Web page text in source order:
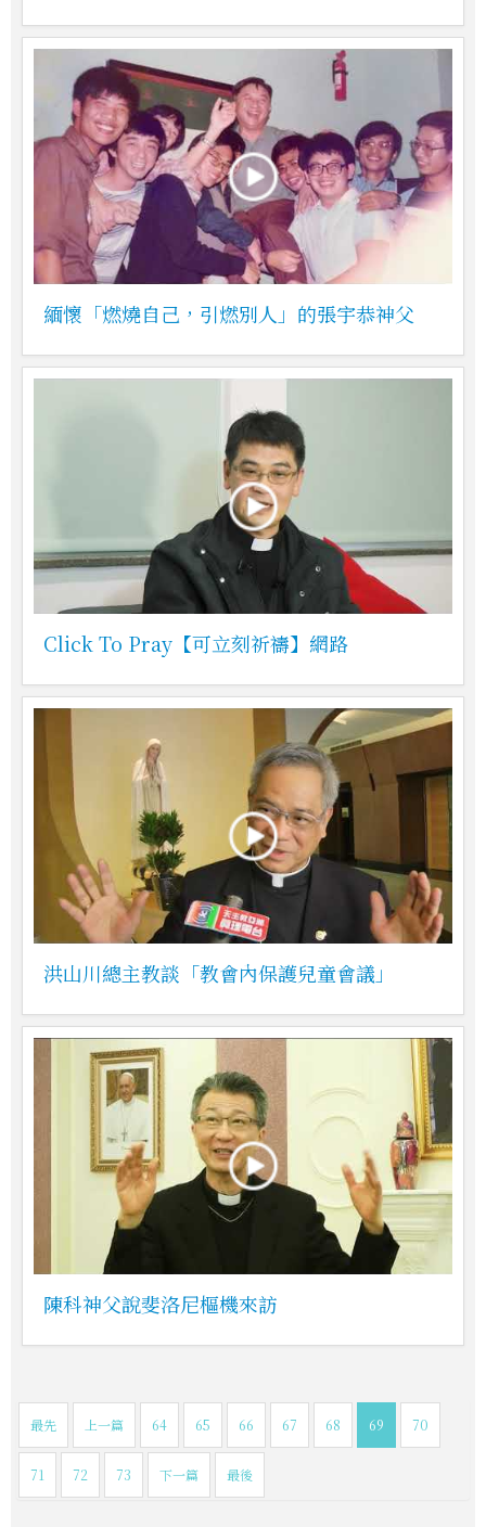
緬懷「燃燒自己，引燃別人」的張宇恭神父
Click To Pray【可立刻祈禱】網路
洪山川總主教談「教會內保護兒童會議」
陳科神父說斐洛尼樞機來訪
最先 上一篇 64 65 66 67 68 69 70
71 72 73 下一篇 最後